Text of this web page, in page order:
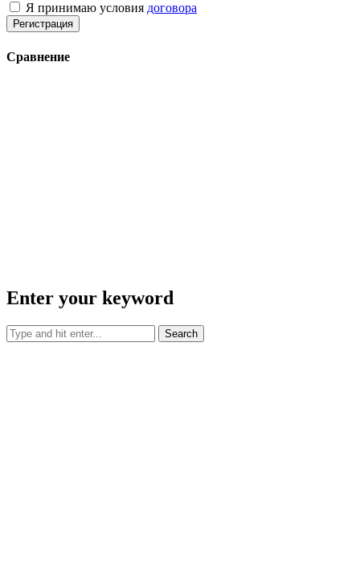
Я принимаю условия договора
Регистрация
Сравнение
Enter your keyword
Search